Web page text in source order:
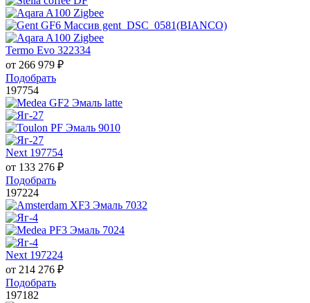
Termo Evo 322334
от 266 979 ₽
Подобрать
197754
Next 197754
от 133 276 ₽
Подобрать
197224
Next 197224
от 214 276 ₽
Подобрать
197182